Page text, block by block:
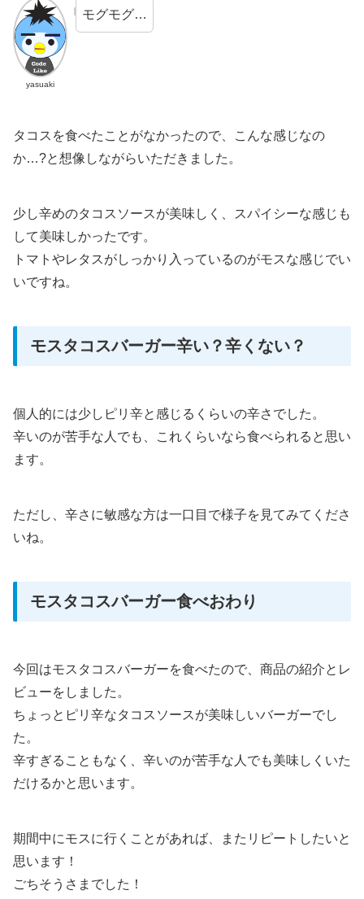
yasuaki
モグモグ…
タコスを食べたことがなかったので、こんな感じなの
か…?と想像しながらいただきました。
少し辛めのタコスソースが美味しく、スパイシーな感じも
して美味しかったです。
トマトやレタスがしっかり入っているのがモスな感じでい
いですね。
モスタコスバーガー辛い？辛くない？
個人的には少しピリ辛と感じるくらいの辛さでした。
辛いのが苦手な人でも、これくらいなら食べられると思い
ます。
ただし、辛さに敏感な方は一口目で様子を見てみてくださ
いね。
モスタコスバーガー食べおわり
今回はモスタコスバーガーを食べたので、商品の紹介とレ
ビューをしました。
ちょっとピリ辛なタコスソースが美味しいバーガーでし
た。
辛すぎることもなく、辛いのが苦手な人でも美味しくいた
だけるかと思います。
期間中にモスに行くことがあれば、またリピートしたいと
思います！
ごちそうさまでした！